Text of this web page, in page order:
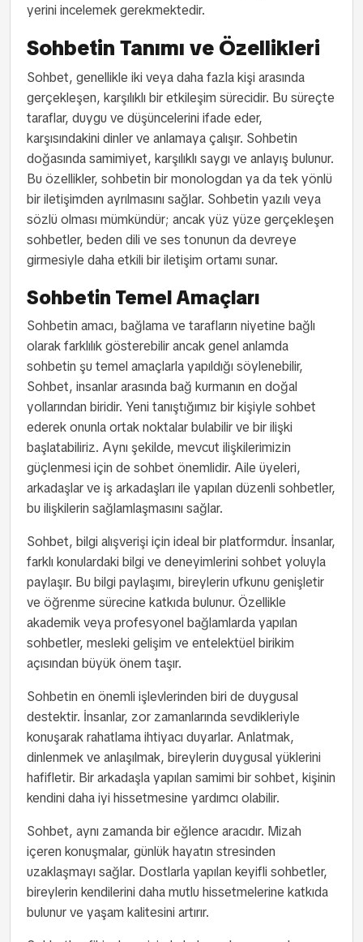
yerini incelemek gerekmektedir.
Sohbetin Tanımı ve Özellikleri
Sohbet, genellikle iki veya daha fazla kişi arasında
gerçekleşen, karşılıklı bir etkileşim sürecidir. Bu süreçte
taraflar, duygu ve düşüncelerini ifade eder,
karşısındakini dinler ve anlamaya çalışır. Sohbetin
doğasında samimiyet, karşılıklı saygı ve anlayış bulunur.
Bu özellikler, sohbetin bir monologdan ya da tek yönlü
bir iletişimden ayrılmasını sağlar. Sohbetin yazılı veya
sözlü olması mümkündür; ancak yüz yüze gerçekleşen
sohbetler, beden dili ve ses tonunun da devreye
girmesiyle daha etkili bir iletişim ortamı sunar.
Sohbetin Temel Amaçları
Sohbetin amacı, bağlama ve tarafların niyetine bağlı
olarak farklılık gösterebilir ancak genel anlamda
sohbetin şu temel amaçlarla yapıldığı söylenebilir,
Sohbet, insanlar arasında bağ kurmanın en doğal
yollarından biridir. Yeni tanıştığımız bir kişiyle sohbet
ederek onunla ortak noktalar bulabilir ve bir ilişki
başlatabiliriz. Aynı şekilde, mevcut ilişkilerimizin
güçlenmesi için de sohbet önemlidir. Aile üyeleri,
arkadaşlar ve iş arkadaşları ile yapılan düzenli sohbetler,
bu ilişkilerin sağlamlaşmasını sağlar.
Sohbet, bilgi alışverişi için ideal bir platformdur. İnsanlar,
farklı konulardaki bilgi ve deneyimlerini sohbet yoluyla
paylaşır. Bu bilgi paylaşımı, bireylerin ufkunu genişletir
ve öğrenme sürecine katkıda bulunur. Özellikle
akademik veya profesyonel bağlamlarda yapılan
sohbetler, mesleki gelişim ve entelektüel birikim
açısından büyük önem taşır.
Sohbetin en önemli işlevlerinden biri de duygusal
destektir. İnsanlar, zor zamanlarında sevdikleriyle
konuşarak rahatlama ihtiyacı duyarlar. Anlatmak,
dinlenmek ve anlaşılmak, bireylerin duygusal yüklerini
hafifletir. Bir arkadaşla yapılan samimi bir sohbet, kişinin
kendini daha iyi hissetmesine yardımcı olabilir.
Sohbet, aynı zamanda bir eğlence aracıdır. Mizah
içeren konuşmalar, günlük hayatın stresinden
uzaklaşmayı sağlar. Dostlarla yapılan keyifli sohbetler,
bireylerin kendilerini daha mutlu hissetmelerine katkıda
bulunur ve yaşam kalitesini artırır.